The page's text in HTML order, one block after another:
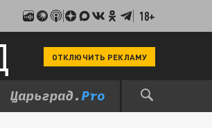
18+
ОТКЛЮЧИТЬ РЕКЛАМУ